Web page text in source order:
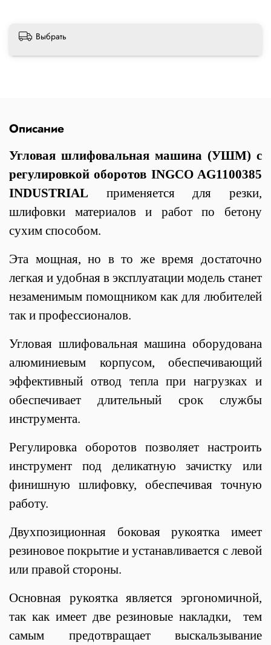
Выбрать
Описание
Угловая шлифовальная машина (УШМ) c
регулировкой оборотов INGCO AG1100385
INDUSTRIAL применяется для резки,
шлифовки материалов и работ по бетону
сухим способом.
Эта мощная, но в то же время достаточно
легкая и удобная в эксплуатации модель станет
незаменимым помощником как для любителей
так и профессионалов.
Угловая шлифовальная машина оборудована
алюминиевым корпусом, обеспечивающий
эффективный отвод тепла при нагрузках и
обеспечивает длительный срок службы
инструмента.
Регулировка оборотов позволяет настроить
инструмент под деликатную зачистку или
финишную шлифовку, обеспечивая точную
работу.
Двухпозиционная боковая рукоятка имеет
резиновое покрытие и устанавливается с левой
или правой стороны.
Основная рукоятка является эргономичной,
так как имеет две резиновые накладки, тем
самым предотвращает выскальзывание